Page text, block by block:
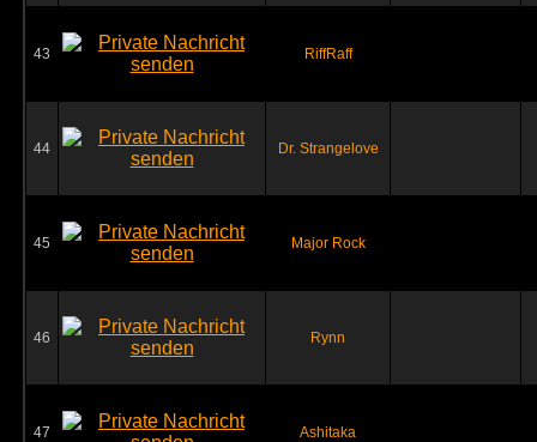
43 RiffRaff
44 Dr. Strangelove
45 Major Rock
46 Rynn
47 Ashitaka